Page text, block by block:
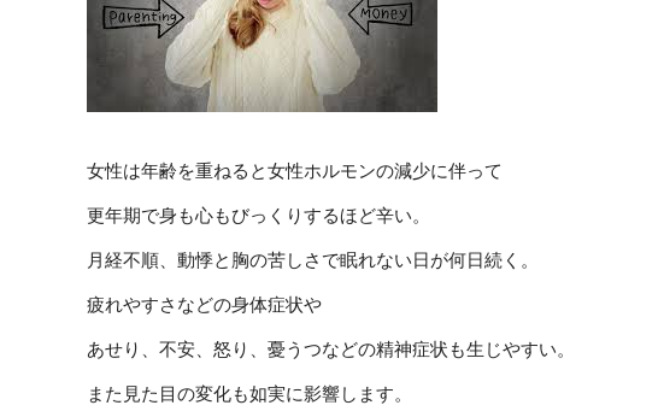
女性は年齢を重ねると女性ホルモンの減少に伴って
更年期で身も心もびっくりするほど辛い。
月経不順、動悸と胸の苦しさで眠れない日が何日続く。
疲れやすさなどの身体症状や
あせり、不安、怒り、憂うつなどの精神症状も生じやすい。
また見た目の変化も如実に影響します。